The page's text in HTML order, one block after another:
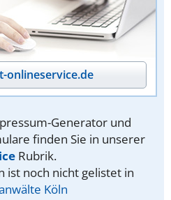
onlineservice.de
Generator und
finden Sie in unserer
Rubrik.
ist noch nicht gelistet in
Köln